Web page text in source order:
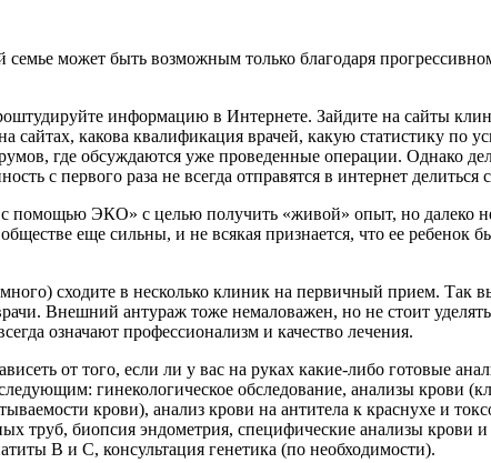
семье может быть возможным только благодаря
информацию в Интернете. Зайдите на сайты
сайтах, какова квалификация врачей, какую статистику по
где обсуждаются уже проведенные операции. Однако
с первого раза не всегда отправятся в интернет делиться
с помощью ЭКО» с целью получить «живой» опыт, но далеко
еще сильны, и не всякая признается, что ее ребенок
сходите в несколько клиник на первичный прием. Так
Внешний антураж тоже немаловажен, но не стоит
означают профессионализм и качество лечения.
от того, если ли у вас на руках какие-либо готовые
гинекологическое обследование, анализы крови
крови), анализ крови на антитела к краснухе и
труб, биопсия эндометрия, специфические анализы
В и С, консультация генетика (по необходимости).